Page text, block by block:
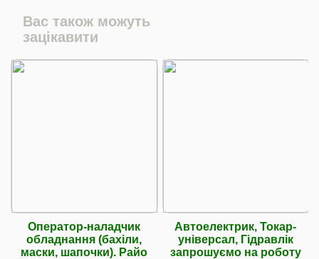
Вас також можуть
зацікавити
Оператор-наладчик
обладнання (бахіли,
маски, шапочки). Райо
Автоелектрик, Токар-
універсал, Гідравлік
запрошуємо на роботу